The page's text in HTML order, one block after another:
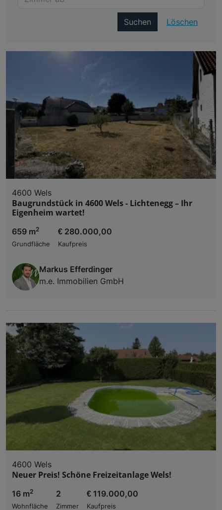
Suchen Löschen
4600 Wels
Baugrundstück in 4600 Wels - Lichtenegg – Ihr
Eigenheim wartet!
659 m2
Grundfläche
€ 280.000,00
Kaufpreis
Markus Efferdinger
m.e. Immobilien GmbH
4600 Wels
Neuer Preis! Schöne Freizeitanlage Wels!
16 m2
Wohnfläche
2
Zimmer
€ 119.000,00
Kaufpreis